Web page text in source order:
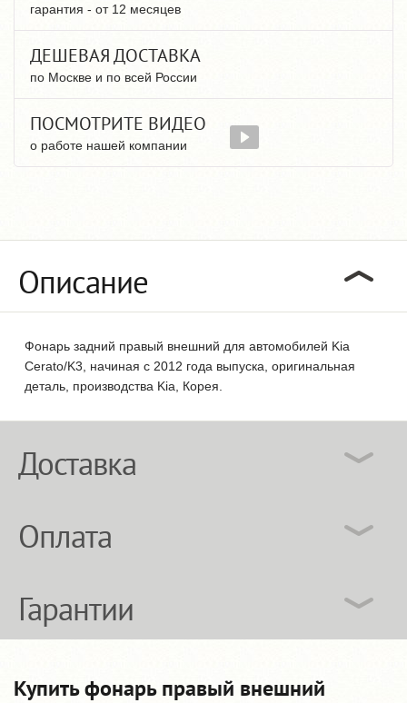
гарантия - от 12 месяцев
ДЕШЕВАЯ ДОСТАВКА
по Москве и по всей России
ПОСМОТРИТЕ ВИДЕО
о работе нашей компании
Описание
Фонарь задний правый внешний для автомобилей Kia
Cerato/K3, начиная с 2012 года выпуска, оригинальная
деталь, производства Kia, Корея.
Доставка
Оплата
Гарантии
Купить фонарь правый внешний